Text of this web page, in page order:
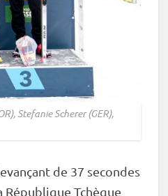
Stefanie Scherer (GER),
de 37 secondes
République Tchèque